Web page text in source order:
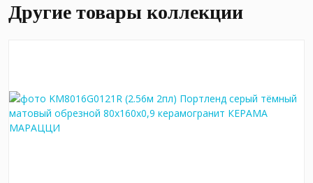
Другие товары коллекции